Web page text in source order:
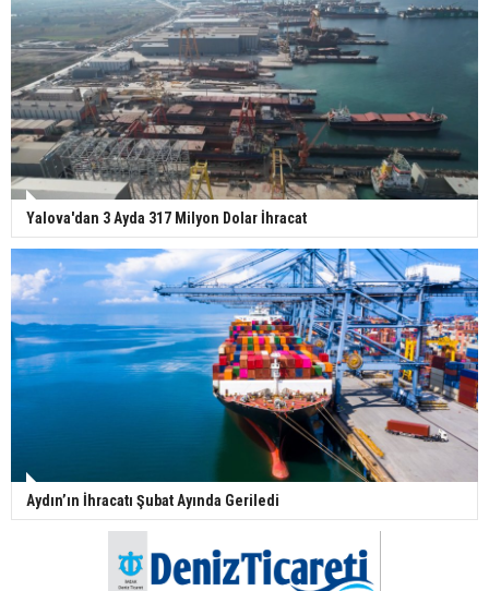
Yalova'dan 3 Ayda 317 Milyon Dolar İhracat
Aydın’ın İhracatı Şubat Ayında Geriledi